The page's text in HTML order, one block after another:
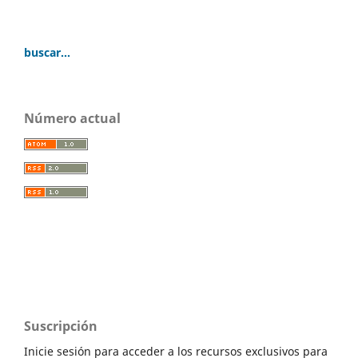
buscar...
Número actual
Suscripción
Inicie sesión para acceder a los recursos exclusivos para